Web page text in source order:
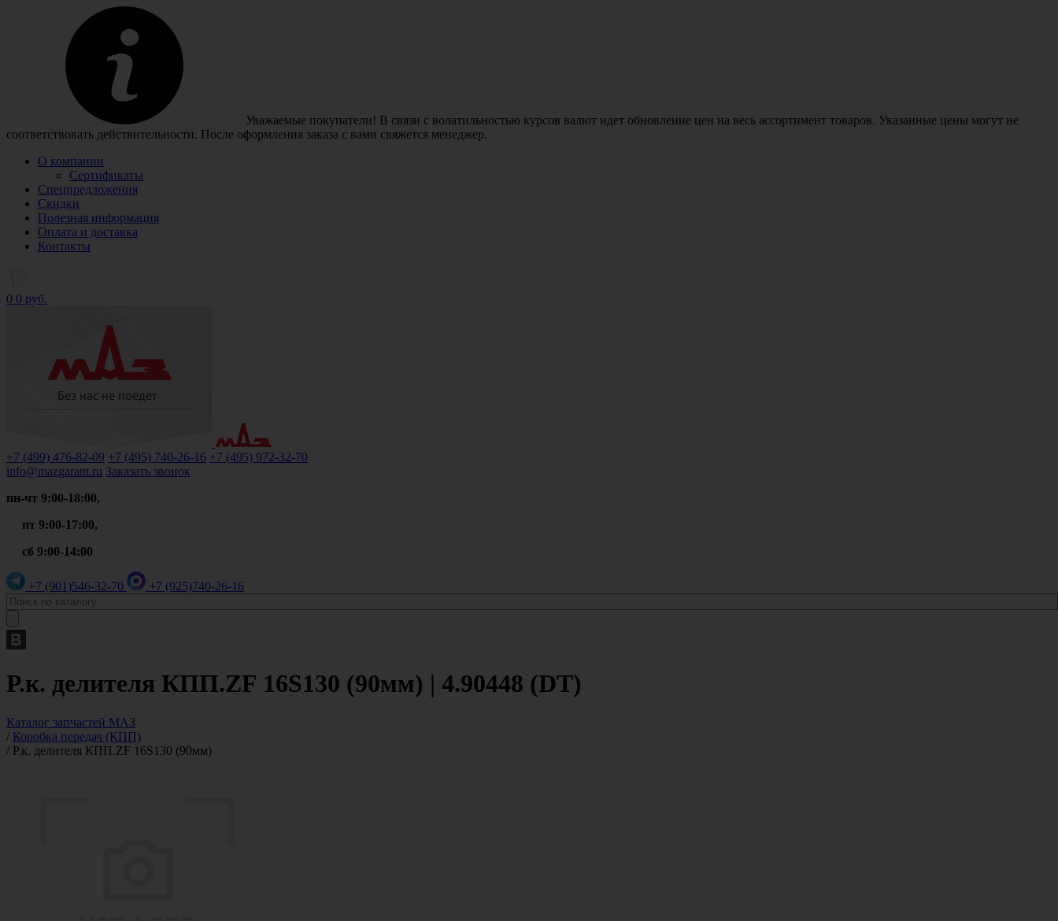
Уважаемые покупатели! В связи с волатильностью курсов валют идет обновление цен на весь ассортимент товаров. Указанные цены могут не
соответствовать действительности. После оформления заказа с вами свяжется менеджер.
О компании
Сертификаты
Спецпредложения
Скидки
Полезная информация
Оплата и доставка
Контакты
0 0 руб.
+7 (499) 476-82-09 +7 (495) 740-26-16 +7 (495) 972-32-70
info@mazgarant.ru Заказать звонок
пн-чт 9:00-18:00,
пт 9:00-17:00,
сб 9:00-14:00
+7 (901)546-32-70 +7 (925)740-26-16
Р.к. делителя КПП.ZF 16S130 (90мм) | 4.90448 (DT)
Каталог запчастей МАЗ
/ Коробка передач (КПП)
/ Р.к. делителя КПП.ZF 16S130 (90мм)